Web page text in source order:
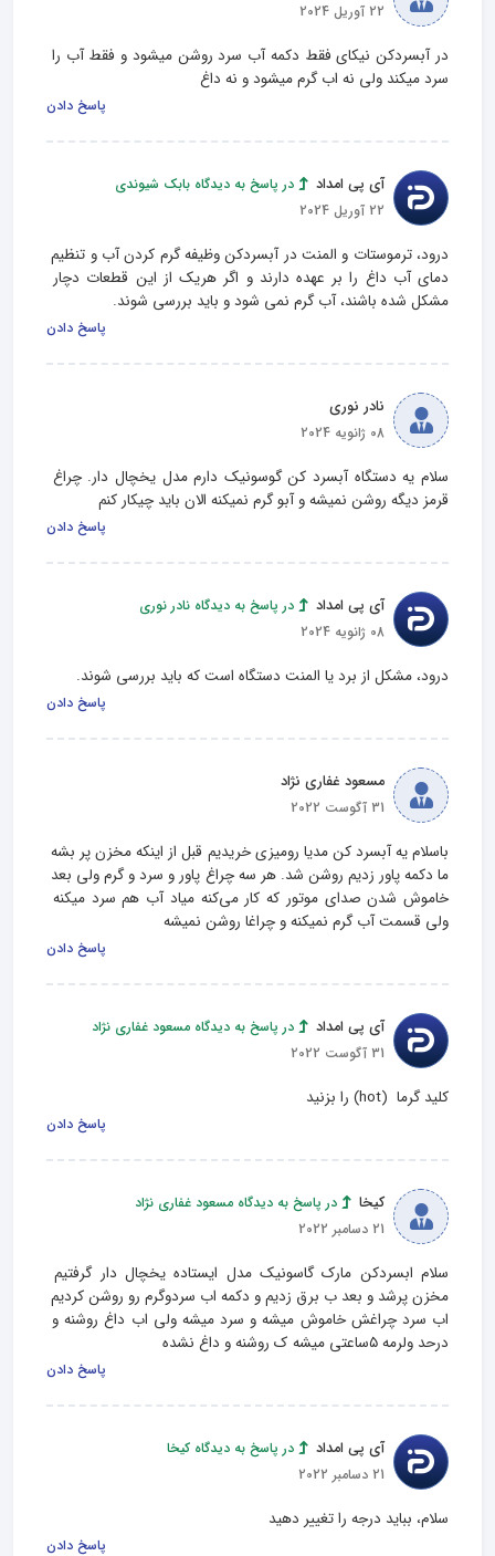
22 آوریل 2024
در آبسردکن نیکای فقط دکمه آب سرد روشن میشود و فقط آب را
سرد میکند ولی نه اب گرم میشود و نه داغ
پاسخ دادن
آی پی امداد
در پاسخ به دیدگاه بابک شیوندی
22 آوریل 2024
درود، ترموستات و المنت در آبسردکن وظیفه گرم کردن آب و تنظیم
دمای آب داغ را بر عهده دارند و اگر هریک از این قطعات دچار
مشکل شده باشند، آب گرم نمی شود و باید بررسی شوند.
پاسخ دادن
نادر نوری
08 ژانویه 2024
سلام یه دستگاه آبسرد کن گوسونیک دارم مدل یخچال دار. چراغ
قرمز دیگه روشن نمیشه و آبو گرم نمیکنه الان باید چیکار کنم
پاسخ دادن
آی پی امداد
در پاسخ به دیدگاه نادر نوری
08 ژانویه 2024
درود، مشکل از برد یا المنت دستگاه است که باید بررسی شوند.
پاسخ دادن
مسعود غفاری نژاد
31 آگوست 2022
باسلام یه آبسرد کن مدیا رومیزی خریدیم قبل از اینکه مخزن پر بشه
ما دکمه پاور زدیم روشن شد. هر سه چراغ پاور و سرد و گرم ولی بعد
خاموش شدن صدای موتور که کار می‌کنه میاد آب هم سرد میکنه
ولی قسمت آب گرم نمیکنه و چراغا روشن نمیشه
پاسخ دادن
آی پی امداد
در پاسخ به دیدگاه مسعود غفاری نژاد
31 آگوست 2022
کلید گرما  (hot) را بزنید
پاسخ دادن
کیخا
در پاسخ به دیدگاه مسعود غفاری نژاد
21 دسامبر 2022
سلام ابسردکن مارک گاسونیک مدل ایستاده یخچال دار گرفتیم
مخزن پرشد و بعد ب برق زدیم و دکمه اب سردوگرم رو روشن کردیم
اب سرد چراغش خاموش میشه و سرد میشه ولی اب داغ روشنه و
درحد ولرمه ۵ساعتی میشه ک روشنه و داغ نشده
پاسخ دادن
آی پی امداد
در پاسخ به دیدگاه کیخا
21 دسامبر 2022
سلام، بباید درجه را تغییر دهید
پاسخ دادن